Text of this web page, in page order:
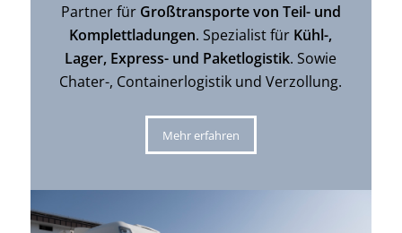
Partner für Großtransporte von Teil- und
Komplettladungen. Spezialist für Kühl-,
Lager, Express- und Paketlogistik. Sowie
Chater-, Containerlogistik und Verzollung.
Mehr erfahren